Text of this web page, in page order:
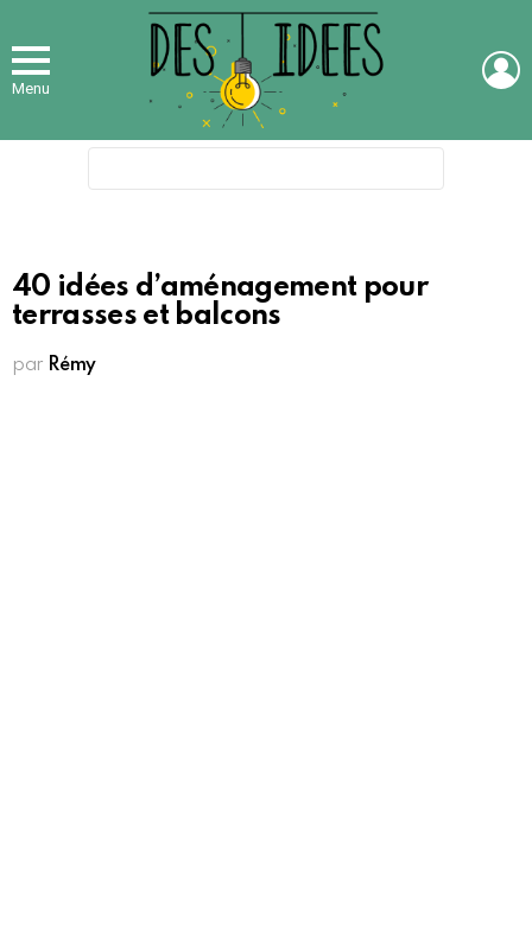
Menu
40 idées d’aménagement pour
terrasses et balcons
par Rémy